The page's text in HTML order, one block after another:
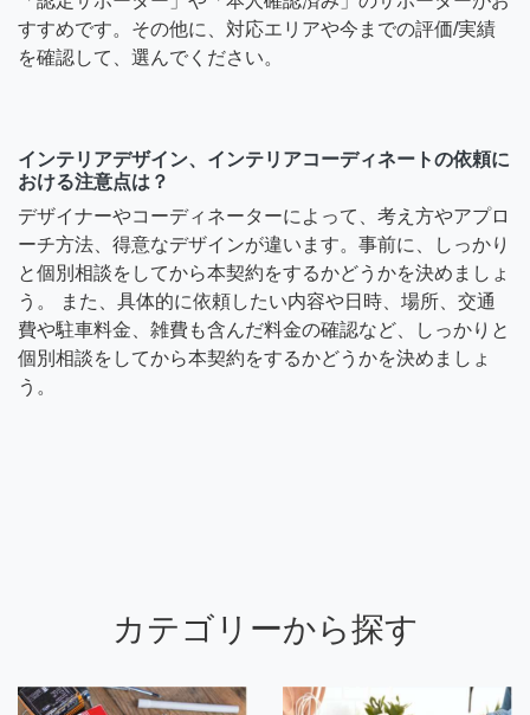
すすめです。その他に、対応エリアや今までの評価/実績
を確認して、選んでください。
インテリアデザイン、インテリアコーディネートの依頼に
おける注意点は？
デザイナーやコーディネーターによって、考え方やアプロ
ーチ方法、得意なデザインが違います。事前に、しっかり
と個別相談をしてから本契約をするかどうかを決めましょ
う。 また、具体的に依頼したい内容や日時、場所、交通
費や駐車料金、雑費も含んだ料金の確認など、しっかりと
個別相談をしてから本契約をするかどうかを決めましょ
う。
カテゴリーから探す